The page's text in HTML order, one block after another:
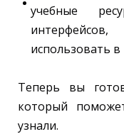
учебные
использовать в
Теперь вы
который
узнали.